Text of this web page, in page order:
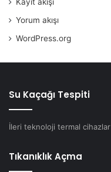
Yorum akışı
WordPress.org
Su Kaçağı Tespiti
İleri teknoloji termal
Tıkanıklık Açma